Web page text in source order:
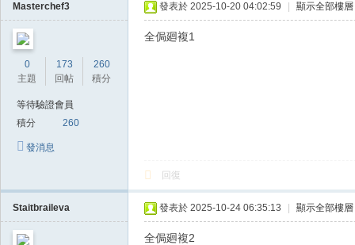
Masterchef3
0
主題
173
回帖
260
積分
等待驗證會員
積分
260
發消息
發表於 2025-10-20 04:02:59 顯示全部樓層
全侷廻複1
回復
Staitbraileva 發表於 2025-10-24 06:35:13 顯示全部樓層
全侷廻複2